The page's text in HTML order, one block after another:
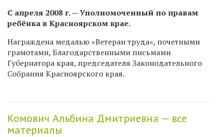
С апреля 2008 г. — Уполномоченный по правам
ребёнка в Красноярском крае.
Награждена медалью «Ветеран труда», почетными
грамотами, Благодарственными письмами
Губернатора края, председателя Законодательного
Собрания Красноярского края.
Комович Альбина Дмитриевна — все
материалы